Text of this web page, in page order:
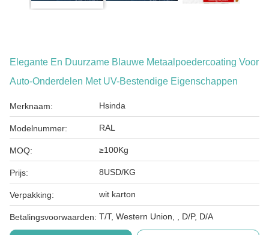
Elegante En Duurzame Blauwe Metaalpoedercoating Voor
Auto-Onderdelen Met UV-Bestendige Eigenschappen
Merknaam: Hsinda
Modelnummer: RAL
MOQ: ≥100Kg
Prijs: 8USD/KG
Verpakking: wit karton
Betalingsvoorwaarden: T/T, Western Union, , D/P, D/A